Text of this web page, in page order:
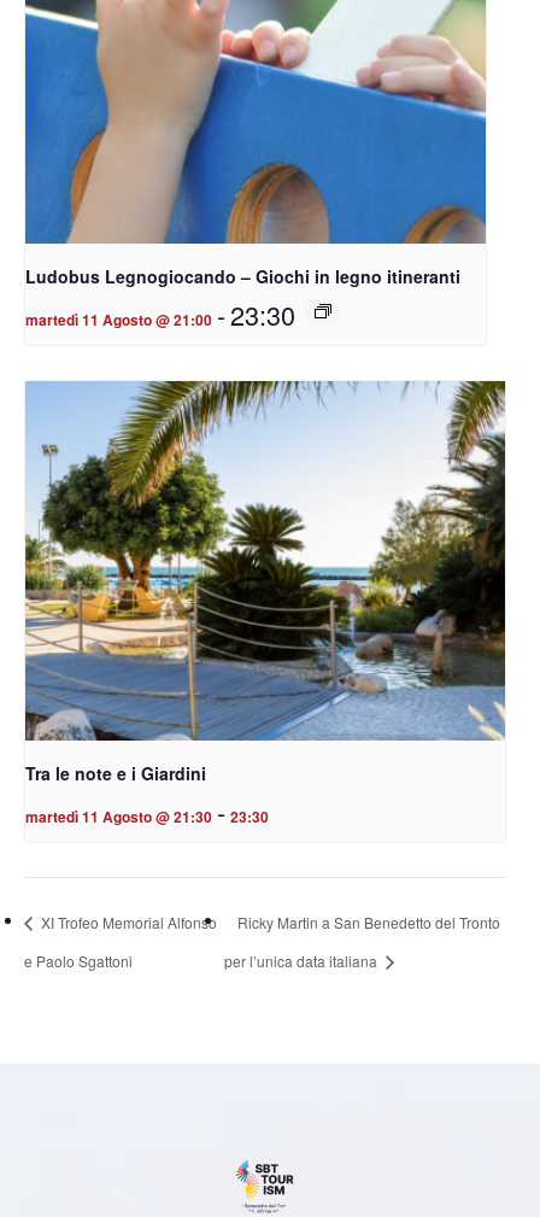
Ludobus Legnogiocando – Giochi in legno itineranti
martedì 11 Agosto @ 21:00 -23:30
Tra le note e i Giardini
martedì 11 Agosto @ 21:30 - 23:30
XI Trofeo Memorial Alfonso
e Paolo Sgattoni
Ricky Martin a San Benedetto del Tronto
per l’unica data italiana